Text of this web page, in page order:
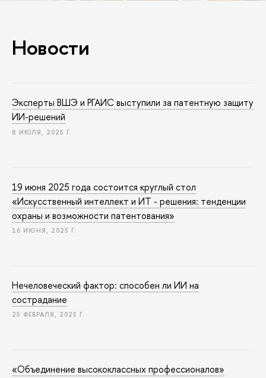
Новости
Эксперты ВШЭ и РГАИС выступили за патентную защиту
ИИ-решений
8 ИЮЛЯ, 2025 Г.
19 июня 2025 года состоится круглый стол
«Искусственный интеллект и ИТ - решения: тенденции
охраны и возможности патентования»
16 ИЮНЯ, 2025 Г.
Не­че­ло­ве­че­ский фактор: способен ли ИИ на
сострадание
25 ФЕВРАЛЯ, 2025 Г.
«Объединение вы­со­ко­класс­ных про­фес­си­о­на­лов»